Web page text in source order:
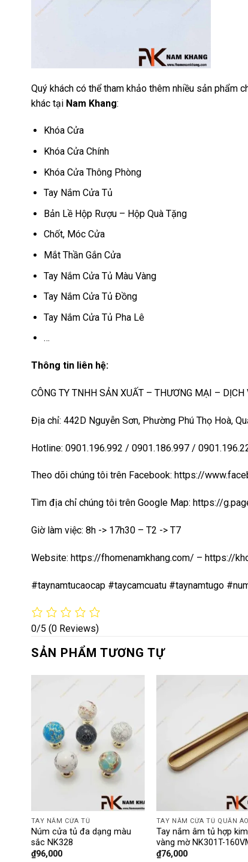
Quý khách có thể tham khảo thêm nhiều sản phẩm
khác tại Nam Khang:
Khóa Cửa
Khóa Cửa Chính
Khóa Cửa Thông Phòng
Tay Nắm Cửa Tủ
Bản Lề Hộp Rượu – Hộp Quà Tặng
Chốt, Móc Cửa
Mắt Thần Gắn Cửa
Tay Nắm Cửa Tủ Màu Vàng
Tay Nắm Cửa Tủ Đồng
Tay Nắm Cửa Tủ Pha Lê
…
Thông tin liên hệ:
CÔNG TY TNHH SẢN XUẤT – THƯƠNG MẠI –
Địa chỉ: 442D Nguyễn Sơn, Phường Phú Thọ Hoà,
Hotline: 0901.196.992 / 0901.186.997 /
Theo dõi chúng tôi trên Facebook: https://
Tìm địa chỉ chúng tôi trên Google Map: https://
Giờ làm việc: 8h -> 17h30 – T2 -> T7
Website: https://fhomenamkhang.com/ – https://
#taynamtucaocap #taycamcuatu #taynamtugo
0/5 (0 Reviews)
SẢN PHẨM TƯƠNG TỰ
TAY NẮM CỬA TỦ
Núm cửa tủ đa dạng màu
sắc NK328
₫96,000
TAY NẮM CỬA TỦ QUẦN ÁO
Tay nắm âm tủ hợp
vàng mờ NK301T-
₫76,000